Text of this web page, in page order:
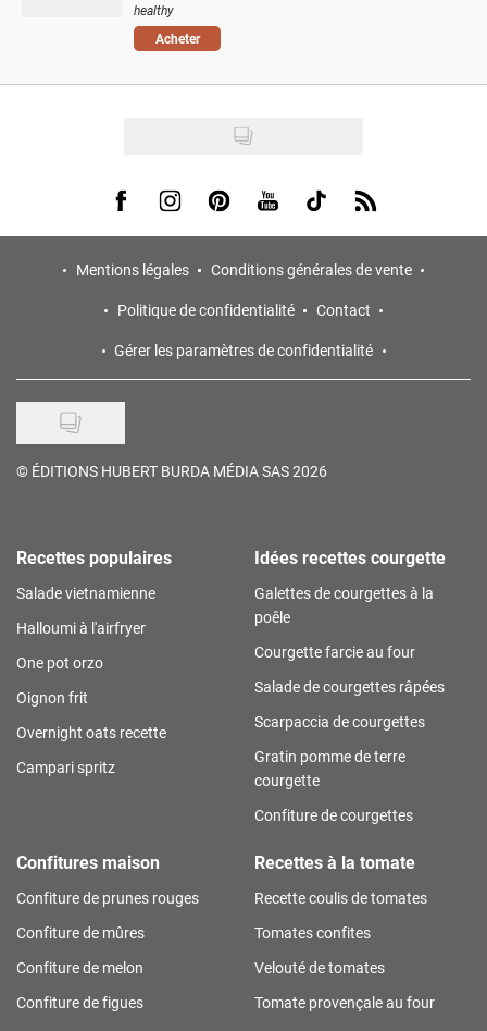
healthy
Acheter
Visit us on Facebook
Visit us on Instagram
Visit us on Pinterest
Visit us on Youtube
Visit us on Tiktok
Visit us on Rss
Mentions légales
Conditions générales de vente
Politique de confidentialité
Contact
Gérer les paramètres de confidentialité
© ÉDITIONS HUBERT BURDA MÉDIA SAS 2026
Recettes populaires
Salade vietnamienne
Halloumi à l'airfryer
One pot orzo
Oignon frit
Overnight oats recette
Campari spritz
Idées recettes courgette
Galettes de courgettes à la
poêle
Courgette farcie au four
Salade de courgettes râpées
Scarpaccia de courgettes
Gratin pomme de terre
courgette
Confiture de courgettes
Confitures maison
Confiture de prunes rouges
Confiture de mûres
Confiture de melon
Confiture de figues
Recettes à la tomate
Recette coulis de tomates
Tomates confites
Velouté de tomates
Tomate provençale au four